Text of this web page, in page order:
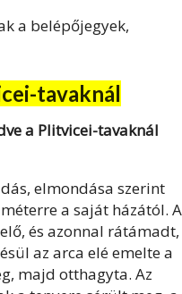
a belépőjegyek,
tavaknál
a Plitvicei-tavaknál
elmondása szerint
a saját házától. A
és azonnal rátámadt,
az arca elé emelte a
majd otthagyta. Az